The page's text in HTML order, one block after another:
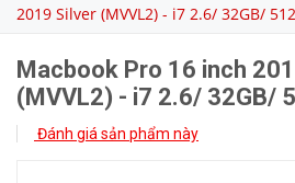
2019 Silver (MVVL2) - i7 2.6/ 32GB/
Macbook Pro 16 inch
(MVVL2) - i7 2.6/ 32GB/
Đánh giá sản phẩm này